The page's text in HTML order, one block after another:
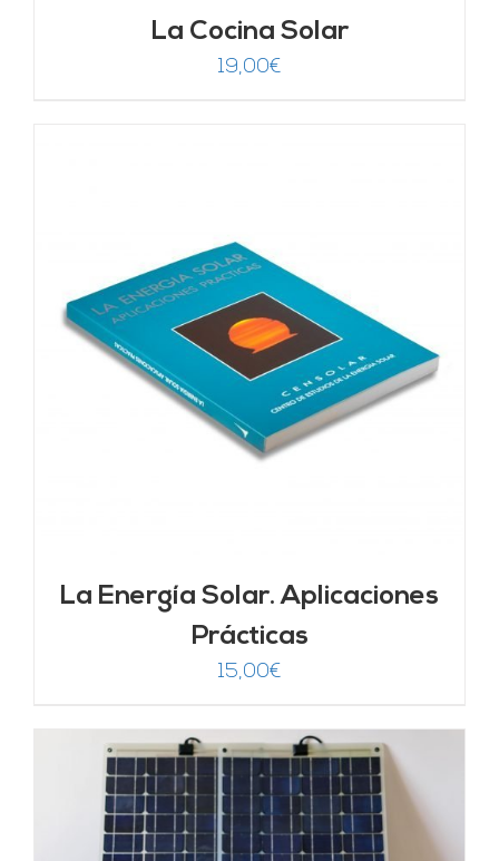
La Cocina Solar
19,00€
La Energía Solar. Aplicaciones
Prácticas
15,00€